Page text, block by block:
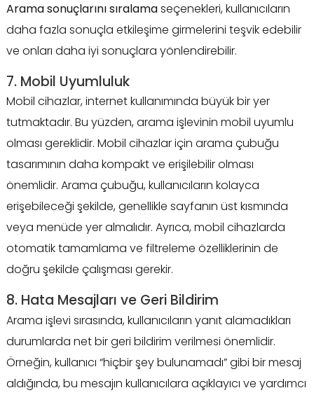
Arama sonuçlarını sıralamaseçenekleri, kullanıcıların
daha fazla sonuçla etkileşime girmelerini teşvik edebilir
ve onları daha iyi sonuçlara yönlendirebilir.
7. Mobil Uyumluluk
Mobil cihazlar, internet kullanımında büyük bir yer
tutmaktadır. Bu yüzden, arama işlevinin mobil uyumlu
olması gereklidir. Mobil cihazlar için arama çubuğu
tasarımının daha kompakt ve erişilebilir olması
önemlidir. Arama çubuğu, kullanıcıların kolayca
erişebileceği şekilde, genellikle sayfanın üst kısmında
veya menüde yer almalıdır. Ayrıca, mobil cihazlarda
otomatik tamamlama ve filtreleme özelliklerinin de
doğru şekilde çalışması gerekir.
8. Hata Mesajları ve Geri Bildirim
Arama işlevi sırasında, kullanıcıların yanıt alamadıkları
durumlarda net bir geri bildirim verilmesi önemlidir.
Örneğin, kullanıcı “hiçbir şey bulunamadı” gibi bir mesaj
aldığında, bu mesajın kullanıcılara açıklayıcı ve yardımcı